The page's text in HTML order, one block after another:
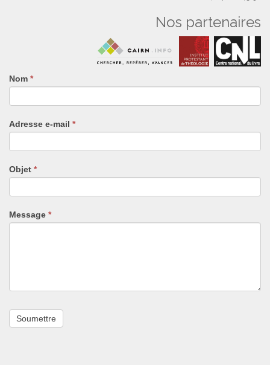
Nos partenaires
Nom *
Adresse e-mail *
Objet *
Message *
Si
vous
êtes
humain,
remplissez
ce